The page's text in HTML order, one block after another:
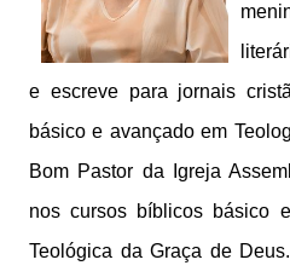
e escreve para jornais
básico e avançado em
Bom Pastor da Igreja
nos cursos bíblicos básico
Teológica da Graça de